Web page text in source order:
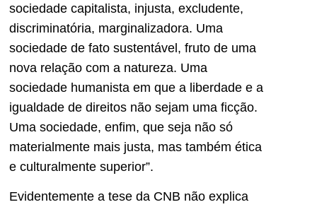
sociedade capitalista, injusta, excludente,
discriminatória, marginalizadora. Uma
sociedade de fato sustentável, fruto de uma
nova relação com a natureza. Uma
sociedade humanista em que a liberdade e a
igualdade de direitos não sejam uma ficção.
Uma sociedade, enfim, que seja não só
materialmente mais justa, mas também ética
e culturalmente superior”.
Evidentemente a tese da CNB não explica